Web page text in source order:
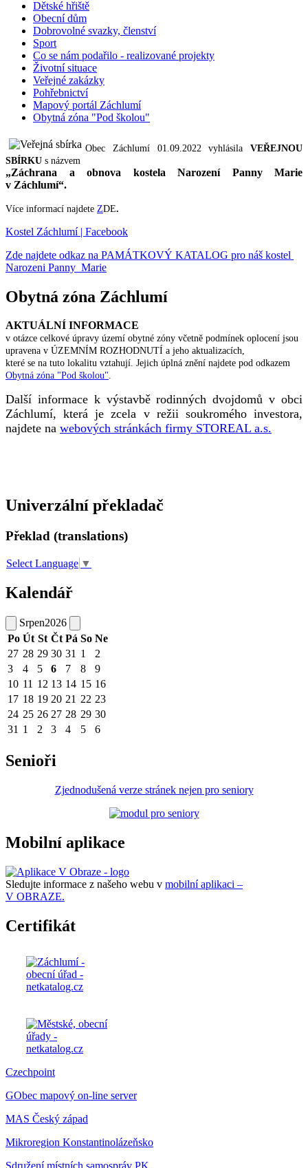
Dětské hřiště
Obecní dům
Dobrovolné svazky, členství
Sport
Co se nám podařilo - realizované projekty
Životní situace
Veřejné zakázky
Pohřebnictví
Mapový portál Záchlumí
Obytná zóna "Pod školou"
Obec Záchlumí 01.09.2022 vyhlásila VEŘEJNOU
SBÍRKU s názvem
„Záchrana a obnova kostela Narození Panny Marie
v Záchlumí“.
Více informací najdete ZDE.
Kostel Záchlumí | Facebook
Zde najdete odkaz na PAMÁTKOVÝ KATALOG pro náš kostel
Narozeni Panny Marie
Obytná zóna Záchlumí
AKTUÁLNÍ INFORMACE
v otázce celkové úpravy území obytné zóny včetně podmínek oplocení jsou
upravena v ÚZEMNÍM ROZHODNUTÍ a jeho aktualizacích,
které se na tuto lokalitu vztahují. Jejich úplná znění najdete pod odkazem
Obytná zóna "Pod školou".
Další informace k výstavbě rodinných dvojdomů v obci
Záchlumí, která je zcela v režii soukromého investora,
najdete na webových stránkách firmy STOREAL a.s.
Univerzální překladač
Překlad (translations)
Select Language ▼
Kalendář
Srpen2026
Po Út St Čt Pá So Ne
27 28 29 30 31 1
2
3
4 5 6 7 8
9
10 11 12 13 14 15 16
17 18 19 20 21 22 23
24 25 26 27 28 29 30
31 1 2 3 4 5 6
Senioři
Zjednodušená verze stránek nejen pro seniory
Mobilní aplikace
Sledujte informace z našeho webu v mobilní aplikaci –
V OBRAZE.
Certifikát
Czechpoint
GObec mapový on-line server
MAS Český západ
Mikroregion Konstantinolázeňsko
Sdružení místních samospráv PK